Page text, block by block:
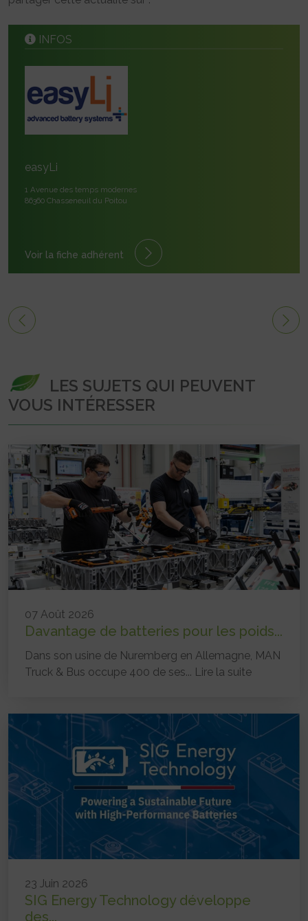
INFOS
easyLi
1 Avenue des temps modernes
86360 Chasseneuil du Poitou
Voir la fiche adhérent
LES SUJETS QUI PEUVENT
VOUS INTÉRESSER
07 Août 2026
Davantage de batteries pour les poids...
Dans son usine de Nuremberg en Allemagne, MAN
Truck & Bus occupe 400 de ses... Lire la suite
23 Juin 2026
SIG Energy Technology développe
des...